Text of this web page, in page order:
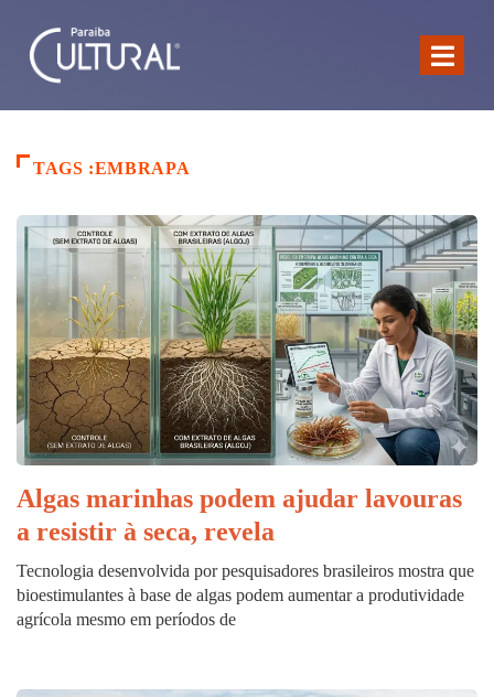
TAGS :EMBRAPA
Algas marinhas podem ajudar lavouras
a resistir à seca, revela
Tecnologia desenvolvida por pesquisadores brasileiros mostra que
bioestimulantes à base de algas podem aumentar a produtividade
agrícola mesmo em períodos de